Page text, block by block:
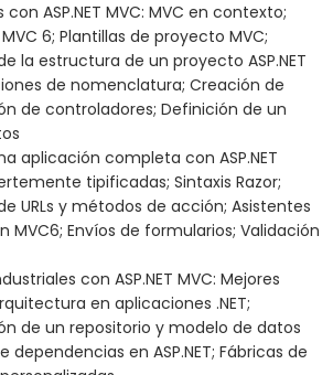
ASP.NET MVC: MVC en contexto;
6; Plantillas de proyecto MVC;
la estructura de un proyecto ASP.NET
de nomenclatura; Creación de
de controladores; Definición de un
aplicación completa con ASP.NET
tipificadas; Sintaxis Razor;
URLs y métodos de acción; Asistentes
MVC6; Envíos de formularios; Validación
con ASP.NET MVC: Mejores
en aplicaciones .NET;
de un repositorio y modelo de datos
dependencias en ASP.NET; Fábricas de